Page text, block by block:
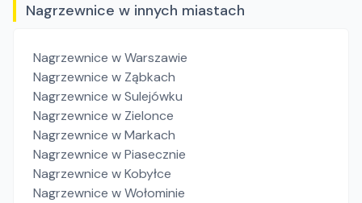
Nagrzewnice w innych miastach
Nagrzewnice w Warszawie
Nagrzewnice w Ząbkach
Nagrzewnice w Sulejówku
Nagrzewnice w Zielonce
Nagrzewnice w Markach
Nagrzewnice w Piasecznie
Nagrzewnice w Kobyłce
Nagrzewnice w Wołominie